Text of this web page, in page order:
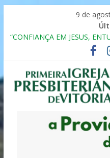
9 de
“CONFIANÇA EM JESUS,
Seminário da Família 2025
Formação em Inclusão,
Pessoas Atípicas
12º ENCONTRO DE CASAIS
MULHER PRESBITERIANA
Primeira